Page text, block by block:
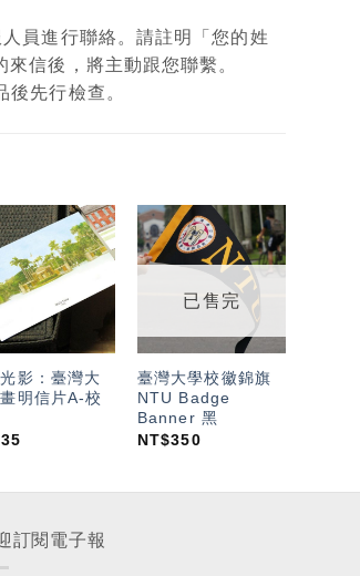
員進行聯絡。請註明「您的姓
信後，將主動跟您聯繫。
先行檢查。
加入
望輕
影：臺灣大
明信片A-校
35
加入
「願
望輕
單」
已售完
臺灣大學校徽錦旗
NTU Badge
Banner 黑
NT$350
訂閱電子報